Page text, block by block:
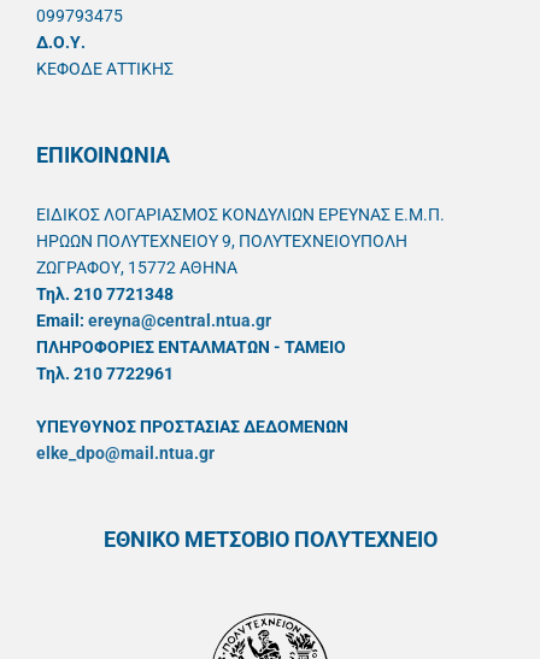
099793475
Δ.Ο.Υ.
ΚΕΦΟΔΕ ΑΤΤΙΚΗΣ
ΕΠΙΚΟΙΝΩΝΙΑ
ΕΙΔΙΚΟΣ ΛΟΓΑΡΙΑΣΜΟΣ ΚΟΝΔΥΛΙΩΝ ΕΡΕΥΝΑΣ Ε.Μ.Π.
ΗΡΩΩΝ ΠΟΛΥΤΕΧΝΕΙΟΥ 9, ΠΟΛΥΤΕΧΝΕΙΟΥΠΟΛΗ
ΖΩΓΡΑΦΟΥ, 15772 ΑΘΗΝΑ
Τηλ. 210 7721348
Email: ereyna@central.ntua.gr
ΠΛΗΡΟΦΟΡΙΕΣ ΕΝΤΑΛΜΑΤΩΝ - ΤΑΜΕΙΟ
Τηλ. 210 7722961
ΥΠΕΥΘYΝΟΣ ΠΡΟΣΤΑΣΙΑΣ ΔΕΔΟΜΕΝΩΝ
elke_dpo@mail.ntua.gr
ΕΘΝΙΚΟ ΜΕΤΣΟΒΙΟ ΠΟΛΥΤΕΧΝΕΙΟ